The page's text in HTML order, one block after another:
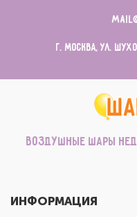
г. Москва, ул.
Воздушные шары
ИНФОРМАЦИЯ